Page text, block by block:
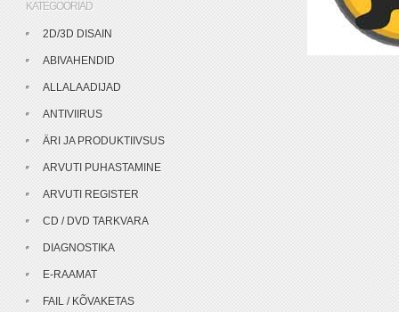
KATEGOORIAD
2D/3D DISAIN
ABIVAHENDID
ALLALAADIJAD
ANTIVIIRUS
ÄRI JA PRODUKTIIVSUS
ARVUTI PUHASTAMINE
ARVUTI REGISTER
CD / DVD TARKVARA
DIAGNOSTIKA
E-RAAMAT
FAIL / KÕVAKETAS